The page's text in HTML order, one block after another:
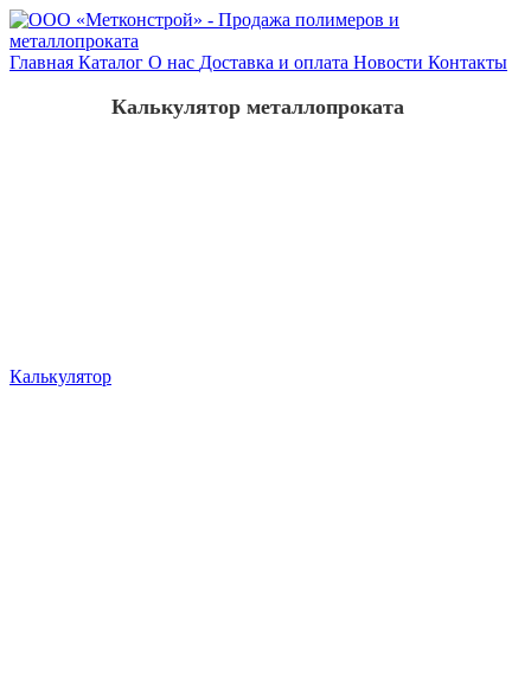
Главная Каталог О нас Доставка и оплата Новости Контакты
Калькулятор
Калькулятор металлопроката